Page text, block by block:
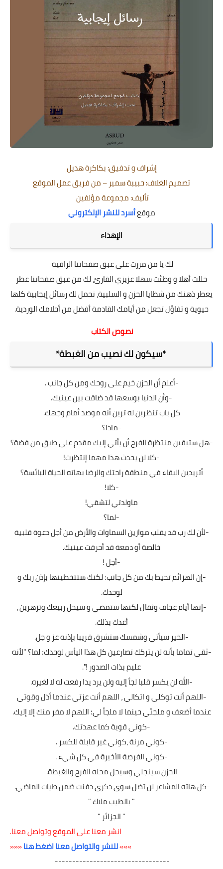
إشراف و تدفيق: بكاكرة هديل
تصميم الغلاف: حبيبة سمير – من فريق عمل الموقع
تأليف: مجموعة مؤلفين
موقعأسرد للنشر الإلكتروني
الإهداء
لك يا من مررت على عبق صفحاتنا الراقية
حللت أهلا و وطئت سهلا عزيزي القارئ، لك من عبق صفحاتنا عطر
يعطر ذهنك من شظايا الحزن و السلبية، نحمل لك رسائل إيجابية كلها
حيوية و تفاؤل تجعل من أيامك القادمة أفضل من أحلامك الوردية.
نصوص الكتاب
*سيكون لك نصيب من الغبطة*
-أعلم أن الحزن خيم على روحك ومن كل جانب .
-وأن الدنيا بوسعها قد ضاقت بين عينيك.
كل باب تنظرين له ترين أنه موصد أمام وجهك.
-ماذا؟
-هل ستبقين منتظرة الفرج أن يأتي إليك مقدم على طبق من فضة؟
-كلا لن يحدث هذا مهما إنتظرت!
أتريدين البقاء في منطقة راحتك والرضا بهاته الحياة البائسة؟
-كلا!
ماولدتي لتشقي!
-لما؟
-لأن لك رب قد يقلب موازين السماوات والأرض من أجل دعوة قلبية
خالصة أو دمعة قد أحرقت عينيك.
-أجل !
-إن الهزائم تحيط بك من كل جانب؛ لكنك ستتخطينها بإذن ربك و
لوحدك.
-إنها أيام عجاف وثقال لكنها ستمضي و سيحل ربيعك وتزهرين ،
أعدك بذلك.
-الخير سيأتي وشمسك ستشرق قريبا بإذنه عز و جل.
-ثقي تماما بأنه لن يتركك تصارعين كل هذا اليأس لوحدك؛ لما؟ "لأنه
عليم بذات الصدور !".
-الله لن يكسر قلبا لجأ إليه ولن يرد يدا رفعت له لا لغيره.
-اللهم أنت توكلي و اتكالي ، اللهم أنت عزتي عندما أذل وقوتي
عندما أضعف و ملجئي حينما لا ملجأ لي؛ اللهم لا مفر منك إلا إليك.
-كوني قوية كما عهدتك.
-كوني مرنة ،كوني غير قابلة للكسر .
-كوني الفرصة الأخيرة في كل شيء .
الحزن سينجلي وسيحل محله الفرح والغبطة.
-كل هاته المشاعر لن تضل سوى ذكرى دفنت ضمن طيات الماضي.
" بالطيب ملاك "
" الجزائر "
انشر معنا على الموقع وتواصل معنا.
»»»للنشر والتواصل معنا اضغط هنا«««
---------------------------------